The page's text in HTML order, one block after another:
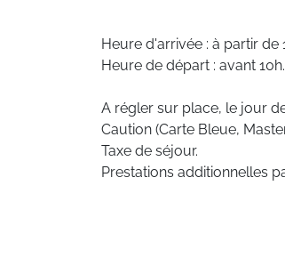
Heure d'arrivée : à partir de
Heure de départ : avant 10h.
A régler sur place, le jour
Caution (Carte Bleue,
Taxe de séjour.
Prestations additionnelles